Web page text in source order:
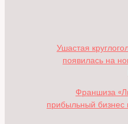
Ушастая
появилась на
Франшиза
прибыльный бизнес